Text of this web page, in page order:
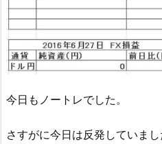
今日もノートレでした。
さすがに今日は反発していま